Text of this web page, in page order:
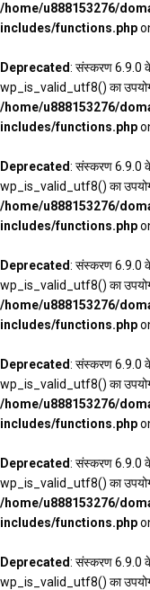
/home/u888153276/
includes/functions.php
Deprecated: संस्करण 6.9.0
wp_is_valid_utf8() का
/home/u888153276/
includes/functions.php
Deprecated: संस्करण 6.9.0
wp_is_valid_utf8() का
/home/u888153276/
includes/functions.php
Deprecated: संस्करण 6.9.0
wp_is_valid_utf8() का
/home/u888153276/
includes/functions.php
Deprecated: संस्करण 6.9.0
wp_is_valid_utf8() का
/home/u888153276/
includes/functions.php
Deprecated: संस्करण 6.9.0
wp_is_valid_utf8() का
/home/u888153276/
includes/functions.php
Deprecated: संस्करण 6.9.0
wp_is_valid_utf8() का